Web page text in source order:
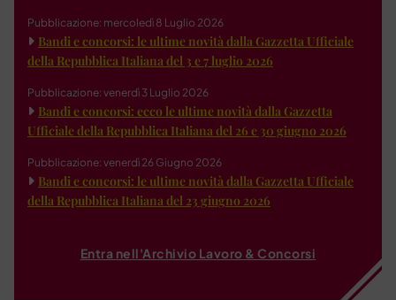
Pubblicazione: mercoledì 8 Luglio 2026
Bandi e concorsi: le ultime novità dalla Gazzetta Ufficiale
della Repubblica Italiana del 3 e 7 luglio 2026
Pubblicazione: venerdì 3 Luglio 2026
Bandi e concorsi: ecco le ultime novità dalla Gazzetta
Ufficiale della Repubblica Italiana del 26 e 30 giugno 2026
Pubblicazione: venerdì 26 Giugno 2026
Bandi e concorsi: le ultime novità dalla Gazzetta Ufficiale
della Repubblica Italiana del 23 giugno 2026
Entra nell'Archivio Lavoro & Concorsi